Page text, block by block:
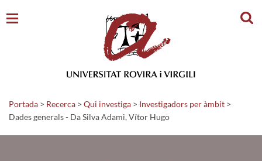
Portada > Recerca > Qui investiga > Investigadors per àmbit >
Dades generals - Da Silva Adami, Vítor Hugo